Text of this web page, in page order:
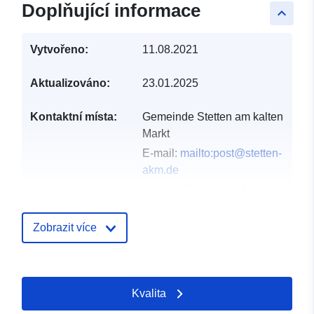
keyboard_arrow_up
Doplňující informace
Vytvořeno: 11.08.2021
Aktualizováno: 23.01.2025
Kontaktní místa:
Gemeinde Stetten am kalten
Markt
E-mail: mailto:post@stetten-
akm.de
Přidáno do data.europa.eu:
Zobrazit více
Kvalita